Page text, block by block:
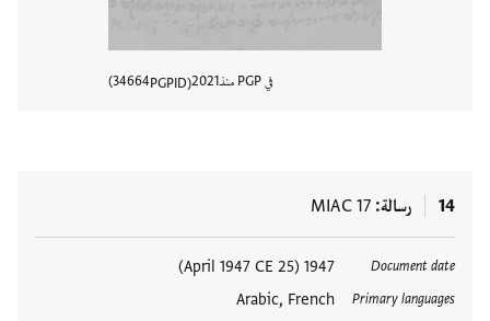
في PGP منذ 2021
PGPID
34664
14 رسالة MIAC 17
Document date
1947 (25 April 1947 CE)
Primary languages
Arabic, French
العلامات